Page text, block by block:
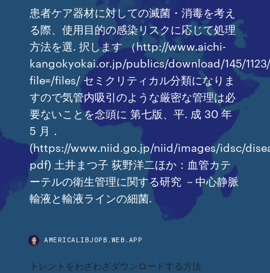
患者ケア器材に対しての滅菌・消毒を考え
る際、使用目的の感染リスクに応じて処理
方法を選. 択します （http://www.aichi-
kangokyokai.or.jp/publics/download/145/
file=/files/ セミクリティカル分類になりま
すので気管内吸引のような厳密な管理は必
要ないことを念頭に 第七版、平. 成 30 年
5 月．
(https://www.niid.go.jp/niid/images/idsc/
pdf) 土井まつ子 荻野洋二ほか：血管カテ
ーテルの衛生管理に関する研究 －中心静脈
輸液と輸液ラインの細菌.
AMERICALIBJOPB.WEB.APP
トレントをわざわざダウンロードする方法